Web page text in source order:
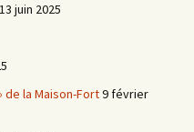
13 juin 2025
de la Maison-Fort9 février